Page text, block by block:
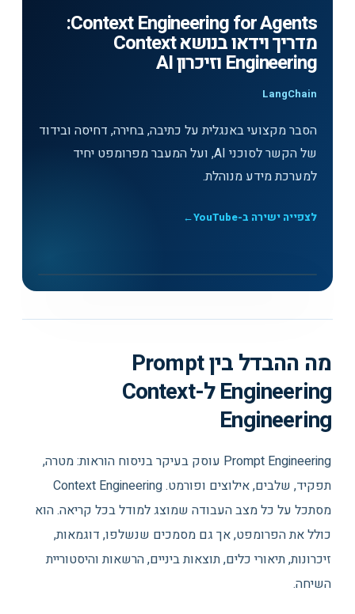
Context Engineering for Agents:
מדריך וידאו בנושא Context
Engineering וזיכרון AI
LangChain
הסבר מקצועי באנגלית על כתיבה, בחירה, דחיסה ובידוד
של הקשר לסוכני AI, ועל המעבר מפרומפט יחיד
למערכת מידע מנוהלת.
לצפייה ישירה ב-YouTube ←
מה ההבדל בין Prompt
Engineering ל-Context
Engineering
Prompt Engineering עוסק בעיקר בניסוח הוראות: מטרה,
תפקיד, שלבים, אילוצים ופורמט. Context Engineering
מסתכל על כל מצב העבודה שמוצג למודל בכל קריאה. הוא
כולל את הפרומפט, אך גם מסמכים שנשלפו, דוגמאות,
זיכרונות, תיאורי כלים, תוצאות ביניים, הרשאות והיסטוריית
השיחה.